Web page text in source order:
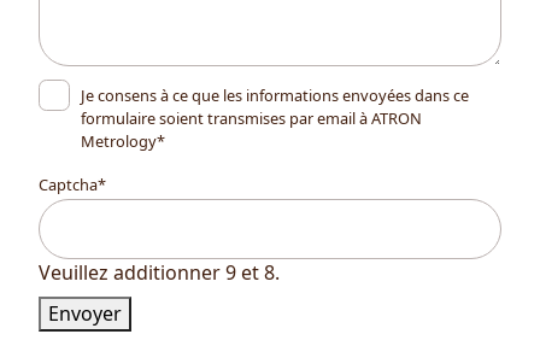
Je consens à ce que les informations envoyées dans ce
formulaire soient transmises par email à ATRON
Metrology*
Captcha*
Veuillez additionner 9 et 8.
Envoyer